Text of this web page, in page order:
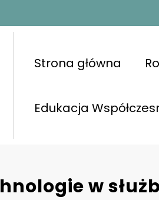
Strona główna
Edukacja
w